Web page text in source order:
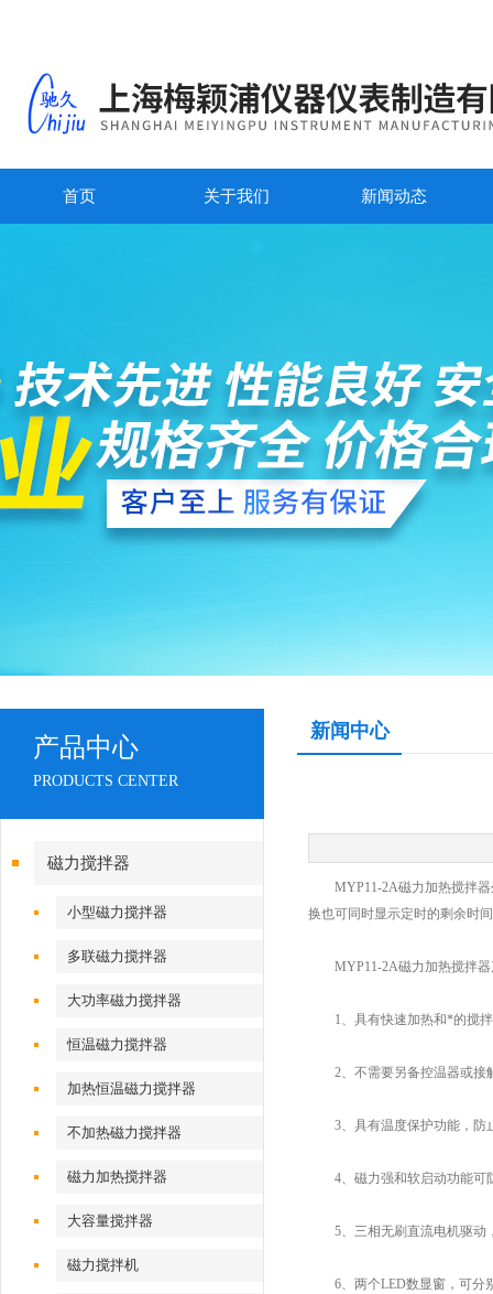
首页 关于我们 新闻动态
产品中心
PRODUCTS CENTER
磁力搅拌器
小型磁力搅拌器
多联磁力搅拌器
大功率磁力搅拌器
恒温磁力搅拌器
加热恒温磁力搅拌器
不加热磁力搅拌器
磁力加热搅拌器
大容量搅拌器
磁力搅拌机
新闻中心
MYP11-2A磁力加热搅拌器
换也可同时显示定时的剩余时
MYP11-2A磁力加热搅拌器
1、具有快速加热和*的搅拌
2、不需要另备控温器或接
3、具有温度保护功能，防
4、磁力强和软启动功能可
5、三相无刷直流电机驱动
6、两个LED数显窗，可分